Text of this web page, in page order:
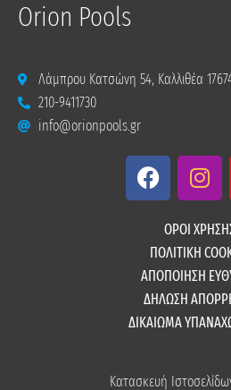
Orion Pools
Λάμπρου Κατσώνη 54, Καλλιθέα
210-9411730
info@orionpools.gr
F
a
b
o
o
k
I
n
t
a
g
r
a
ΟΡΟΙ
ΠΟΛΙΤΙΚΗ
ΑΠΟΠΟΙΗΣΗ
ΔΗΛΩΣΗ
ΔΙΚΑΙΩΜΑ
Κατασκευή